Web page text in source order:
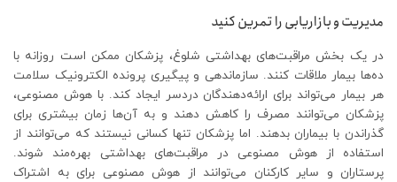
مدیریت و بازاریابی را تمرین کنید
در یک بخش مراقبت‌های بهداشتی شلوغ، پزشکان ممکن است روزانه با
ده‌ها بیمار ملاقات کنند. سازماندهی و پیگیری پرونده الکترونیک سلامت
هر بیمار می‌تواند برای ارائه‌دهندگان دردسر ایجاد کند. با هوش مصنوعی،
پزشکان می‌توانند مصرف را کاهش دهند و به آن‌ها زمان بیشتری برای
گذراندن با بیماران بدهند. اما پزشکان تنها کسانی نیستند که می‌توانند از
استفاده از هوش مصنوعی در مراقبت‌های بهداشتی بهره‌مند شوند.
پرستاران و سایر کارکنان می‌توانند از هوش مصنوعی برای به اشتراک